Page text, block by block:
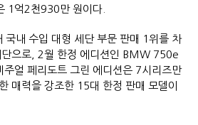
1억2천930만 원이다.
국내 수입 대형 세단 부문 판매 1위를 차
단으로, 2월 한정 에디션인 BMW 750e
얼 페리도트 그린 에디션은 7시리즈만
매력을 강조한 15대 한정 판매 모델이